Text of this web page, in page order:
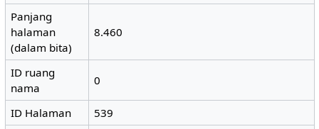
Panjang
halaman
(dalam bita)
8.460
ID ruang
nama
0
ID Halaman
539